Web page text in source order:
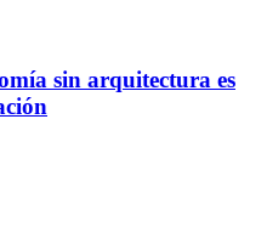
sin arquitectura es